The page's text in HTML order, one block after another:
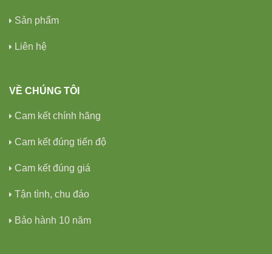
Sản phẩm
Liên hệ
VỀ CHÚNG TÔI
Cam kết chính hãng
Cam kết đúng tiến độ
Cam kết đúng giá
Tận tình, chu đáo
Bảo hành 10 năm